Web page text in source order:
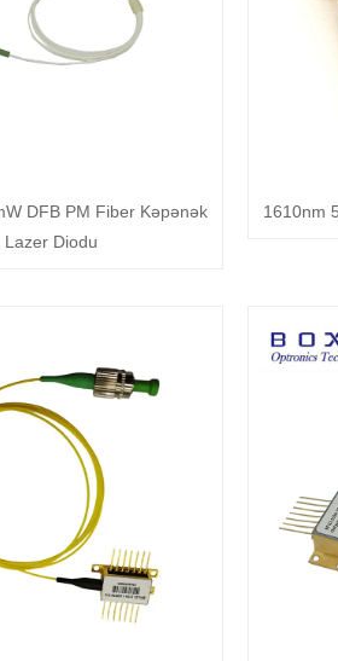
DFB PM Fiber Kəpənək
Lazer Diodu
1610nm